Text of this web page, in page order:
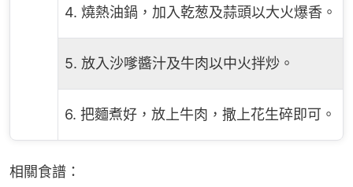
4. 燒熱油鍋，加入乾葱及蒜頭以大火爆香。
5. 放入沙嗲醬汁及牛肉以中火拌炒。
6. 把麵煮好，放上牛肉，撒上花生碎即可。
相關食譜：